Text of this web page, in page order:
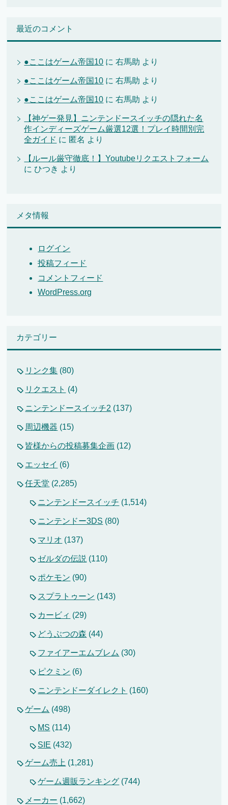
最近のコメント
●ここはゲーム帝国10 に右馬助 より
●ここはゲーム帝国10 に右馬助 より
●ここはゲーム帝国10 に右馬助 より
【神ゲー発見】ニンテンドースイッチの隠れた名
作インディーズゲーム厳選12選！プレイ時間別完
全ガイド に 匿名 より
【ルール厳守徹底！】Youtubeリクエストフォーム
にひつき より
メタ情報
ログイン
投稿フィード
コメントフィード
WordPress.org
カテゴリー
リンク集 (80)
リクエスト (4)
ニンテンドースイッチ2 (137)
周辺機器 (15)
皆様からの投稿募集企画 (12)
エッセイ (6)
任天堂 (2,285)
ニンテンドースイッチ (1,514)
ニンテンドー3DS (80)
マリオ (137)
ゼルダの伝説 (110)
ポケモン (90)
スプラトゥーン (143)
カービィ (29)
どうぶつの森 (44)
ファイアーエムブレム (30)
ピクミン (6)
ニンテンドーダイレクト (160)
ゲーム (498)
MS (114)
SIE (432)
ゲーム売上 (1,281)
ゲーム週販ランキング (744)
メーカー (1,662)